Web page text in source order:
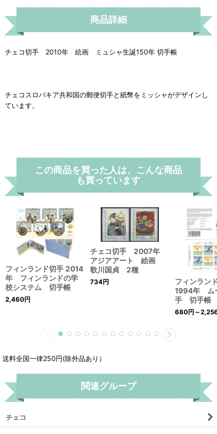
商品詳細
チェコ切手 2010年 絵画 ミュシャ生誕150年 切手帳
チェコスロバキア共和国の郵便切手と紙幣をミッシャがデザインし
ています。
この商品を買った人は、こんな商品
も買っています
フィンランド切手 2014
年 フィンランドの学
校システム 切手帳
2,460円
チェコ切手 2007年
アジアアート 絵画
歌川国貞 2種
734円
フィンラ
1994年 ム
手 切手帳
680円～
送料全国一律250円(除外品あり）
関連グループ
チェコ